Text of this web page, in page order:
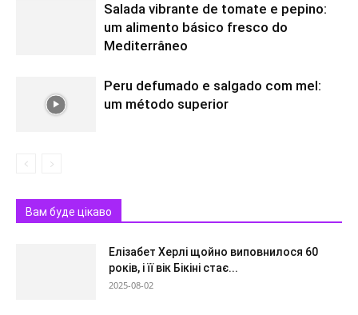
Salada vibrante de tomate e pepino:
um alimento básico fresco do
Mediterrâneo
Peru defumado e salgado com mel:
um método superior
Вам буде цікаво
Елізабет Херлі щойно виповнилося 60
років, і її вік Бікіні стає...
2025-08-02